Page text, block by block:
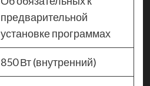
предварительной
установке программах
850 Вт (внутренний)